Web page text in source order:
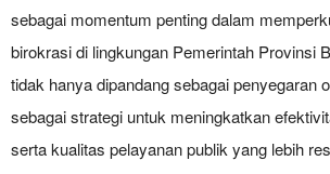
sebagai momentum penting dalam
birokrasi di lingkungan Pemerintah Provinsi
tidak hanya dipandang sebagai penyegaran
sebagai strategi untuk meningkatkan
serta kualitas pelayanan publik yang lebih